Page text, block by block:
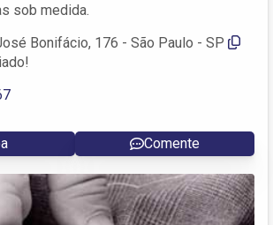
sob medida.
Bonifácio, 176 - São Paulo - SP
Comente